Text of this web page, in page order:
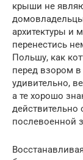
крыши не
архитектуры и
перенестись
Польшу, как
перед взором
удивительно,
а те хорошо
действительно
послевоенной